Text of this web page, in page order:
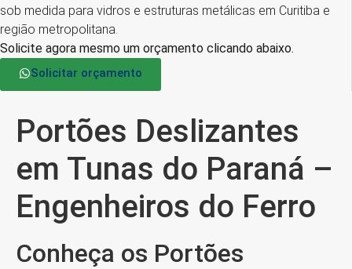
sob medida para vidros e estruturas metálicas em Curitiba e
região metropolitana.
Solicite agora mesmo um orçamento clicando abaixo.
Solicitar orçamento
Portões Deslizantes
em Tunas do Paraná –
Engenheiros do Ferro
Conheça os Portões